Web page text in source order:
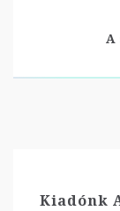
A
Kiadónk